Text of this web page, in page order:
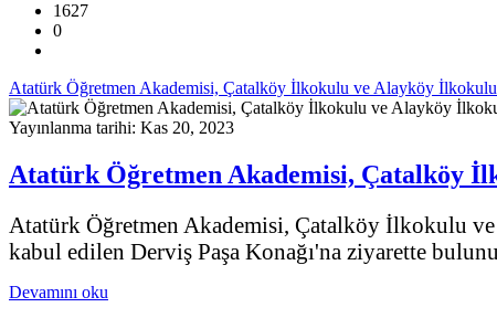
1627
0
Atatürk Öğretmen Akademisi, Çatalköy İlkokulu ve Alayköy
Yayınlanma tarihi: Kas 20, 2023
Atatürk Öğretmen Akademisi, Çatalköy
Atatürk Öğretmen Akademisi, Çatalköy İlkokulu
kabul edilen Derviş Paşa Konağı'na ziyarette
Devamını oku